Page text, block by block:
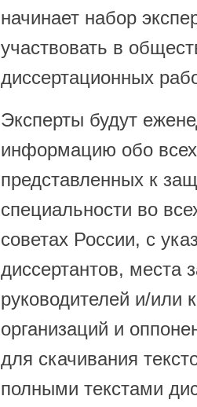
начинает набор
участвовать в
диссертационных
Эксперты будут
информацию обо
представленных к
специальности во
советах России, с
диссертантов, места
руководителей и/или
организаций и
для скачивания
полными текстами